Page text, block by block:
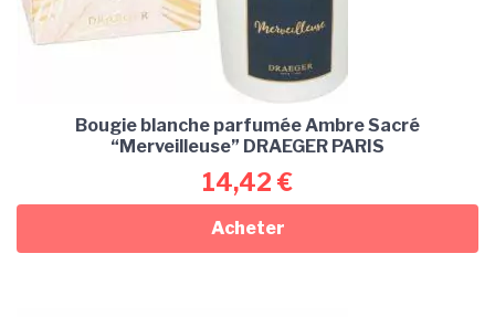
Bougie blanche parfumée Ambre Sacré
“Merveilleuse” DRAEGER PARIS
14,42 €
Acheter